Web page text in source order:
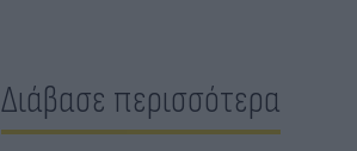
Διάβασε περισσότερα